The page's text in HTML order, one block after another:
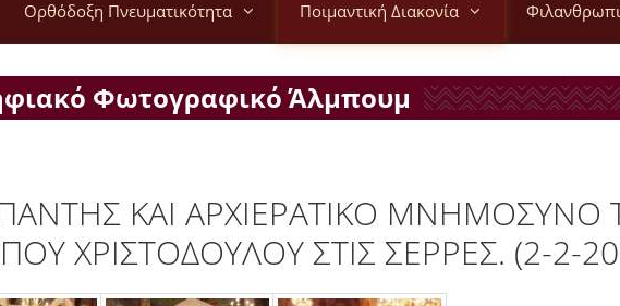
Ορθόδοξη Πνευματικότητα Ποιμαντική Διακονία
Φωτογραφικό Άλμπουμ
ΚΑΙ ΑΡΧΙΕΡΑΤΙΚΟ ΜΝΗΜΟΣΥΝΟ
ΧΡΙΣΤΟΔΟΥΛΟΥ ΣΤΙΣ ΣΕΡΡΕΣ. (2-2-